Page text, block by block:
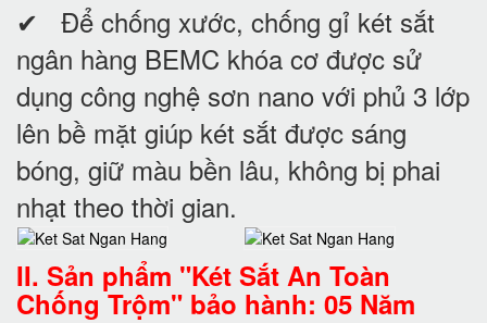
✔ Để chống xước, chống gỉ két sắt
ngân hàng BEMC khóa cơ được sử
dụng công nghệ sơn nano với phủ 3 lớp
lên bề mặt giúp két sắt được sáng
bóng, giữ màu bền lâu, không bị phai
nhạt theo thời gian.
II. Sản phẩm "Két Sắt An Toàn
Chống Trộm" bảo hành: 05 Năm